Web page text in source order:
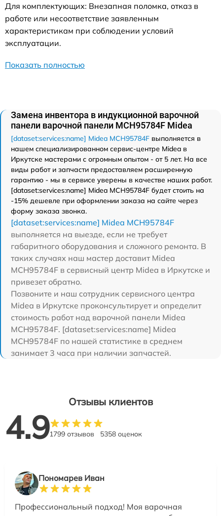
Для комплектующих: Внезапная поломка, отказ в
работе или несоответствие заявленным
характеристикам при соблюдении условий
эксплуатации.
Показать полностью
Замена инвентора в индукционной варочной
панели варочной панели MCH95784F Midea
[dataset:services:name] Midea MCH95784F выполняется в
нашем специализированном сервис-центре Midea в
Иркутске мастерами с огромным опытом - от 5 лет. На все
виды работ и запчасти предоставляем расширенную
гарантию - мы в сервисе уверены в качестве наших работ.
[dataset:services:name] Midea MCH95784F будет стоить на
-15% дешевле при оформлении заказа на сайте через
форму заказа звонка.
[dataset:services:name] Midea MCH95784F
выполняется на выезде, если не требует
габаритного оборудования и сложного ремонта. В
таких случаях наш мастер доставит Midea
MCH95784F в сервисный центр Midea в Иркутске и
привезет обратно.
Позвоните и наш сотрудник сервисного центра
Midea в Иркутске проконсультирует и определит
стоимость работ над варочной панели Midea
MCH95784F. [dataset:services:name] Midea
MCH95784F по нашей статистике в среднем
занимает 3 часа при наличии запчастей.
Отзывы клиентов
4.91799 отзывов 5358 оценок
Пономарев Иван
Профессиональный подход! Моя варочная